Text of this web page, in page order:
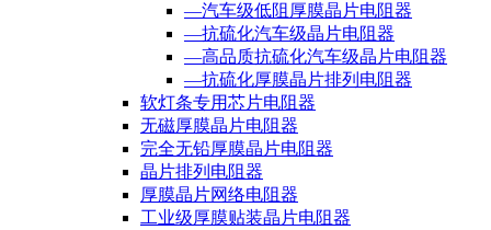
—汽车级低阻厚膜晶片电阻器
—抗硫化汽车级晶片电阻器
—高品质抗硫化汽车级晶片电阻器
—抗硫化厚膜晶片排列电阻器
软灯条专用芯片电阻器
无磁厚膜晶片电阻器
完全无铅厚膜晶片电阻器
晶片排列电阻器
厚膜晶片网络电阻器
工业级厚膜贴装晶片电阻器